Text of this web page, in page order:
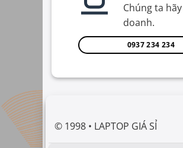
Chúng ta
doanh.
0937 234 234
© 1998 • LAPTOP GIÁ SỈ